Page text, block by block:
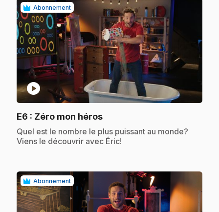
Abonnement
play_circle
E6 : Zéro mon héros.
.Quel est le nombre le plus puissant au monde?
Viens le découvrir avec Éric!
Abonnement